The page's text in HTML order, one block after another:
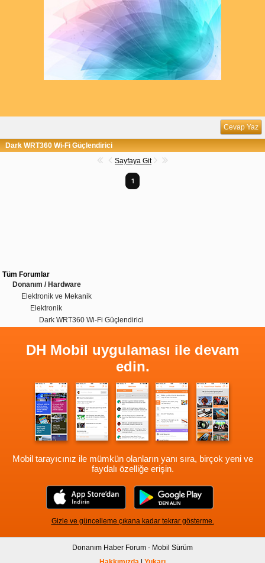
Cevap Yaz
Dark WRT360 Wi-Fi Güçlendirici
Sayfaya Git
1
Tüm Forumlar
Donanım / Hardware
Elektronik ve Mekanik
Elektronik
Dark WRT360 Wi-Fi Güçlendirici
DH Mobil uygulaması ile devam
edin.
Mobil tarayıcınız ile mümkün olanların yanı sıra, birçok yeni ve
faydalı özelliğe erişin.
Gizle ve güncelleme çıkana kadar tekrar gösterme.
Donanım Haber Forum - Mobil Sürüm